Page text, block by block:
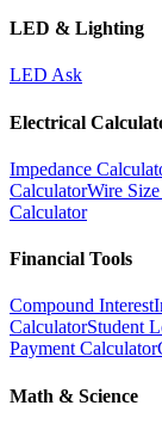
LED & Lighting
LED Ask
Electrical
Impedance
CalculatorWire
Calculator
Financial Tools
Compound Interest
CalculatorStudent
Payment Calculator
Math & Science